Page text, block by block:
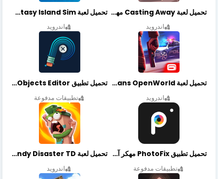
تحميل لعبة Casting Away مهكرة أخر إصدار
اندرويد
تحميل لعبة Fantasy Island Sim مهكرة أخر إصدار
اندرويد
تحميل لعبة Gangstar New Orleans OpenWorld مهكرة أخر إصدار
اندرويد
تحميل تطبيق Retouch Remove Objects Editor مهكرة اخر إصدار
تطبيقات مدفوعة
تحميل تطبيق PhotoFix مهكر آخر إصدار
تطبيقات مدفوعة
تحميل لعبة Candy Disaster TD مهكرة اخر إصدار
اندرويد